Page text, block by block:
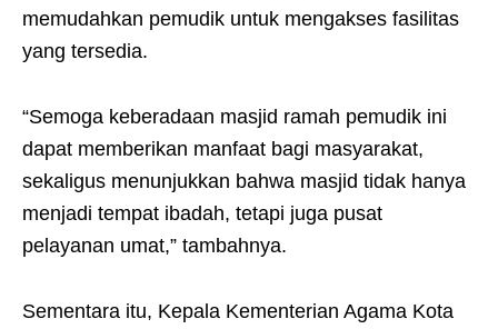
memudahkan pemudik untuk mengakses fasilitas
yang tersedia.
“Semoga keberadaan masjid ramah pemudik ini
dapat memberikan manfaat bagi masyarakat,
sekaligus menunjukkan bahwa masjid tidak hanya
menjadi tempat ibadah, tetapi juga pusat
pelayanan umat,” tambahnya.
Sementara itu, Kepala Kementerian Agama Kota